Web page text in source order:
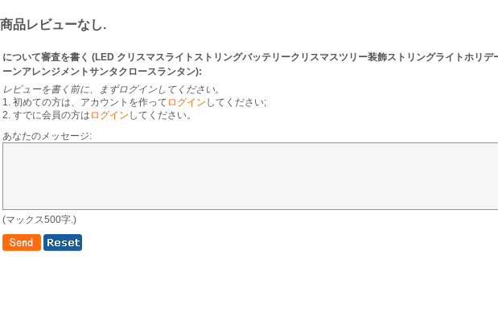
商品レビューなし.
について審査を書く (LED クリスマスライトストリングバッテリークリスマスツリー装飾ストリングライトホリデ
ーンアレンジメントサンタクロースランタン):
レビューを書く前に、まずログインしてください。
1. 初めての方は、アカウントを作って ログイン してください;
2. すでに会員の方は ログイン してください。
あなたのメッセージ:
(マックス500字.)